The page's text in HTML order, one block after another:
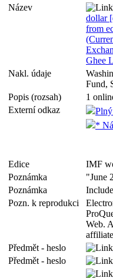
Název
dollar
from
Ghee
Nakl. údaje
Fund,
Popis (rozsah)
1
Externí odkaz
*
Edice
IMF
Poznámka
"June
Poznámka
Pozn. k reprodukci
Web.
Předmět - heslo
Předmět - heslo